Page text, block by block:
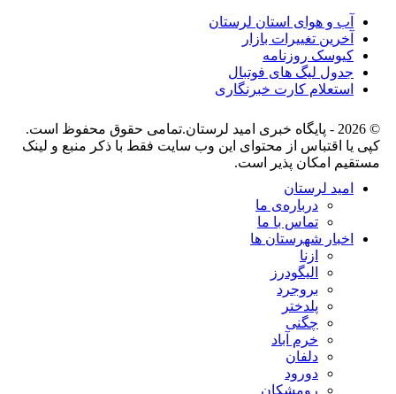
آب و هوای استان لرستان
آخرین تغییرات بازار
کیوسک روزنامه
جدول لیگ های فوتبال
استعلام کارت خبرنگاری
© 2026 - پایگاه خبری اميد لرستان.تمامی حقوق محفوظ است.
کپی یا اقتباس از محتوای این وب سایت فقط با ذکر منبع و لینک
مستقیم امکان پذیر است.
امید لرستان
درباره‌ی ما
تماس با ما
اخبار شهرستان ها
ازنا
الیگودرز
بروجرد
پلدختر
چگنی
خرم آباد
دلفان
دورود
رومشکان